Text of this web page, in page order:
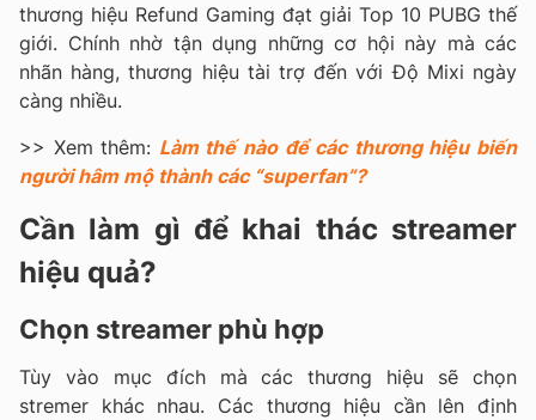
thương hiệu Refund Gaming đạt giải Top 10 PUBG thế
giới. Chính nhờ tận dụng những cơ hội này mà các
nhãn hàng, thương hiệu tài trợ đến với Độ Mixi ngày
càng nhiều.
>> Xem thêm: Làm thế nào để các thương hiệu biến
người hâm mộ thành các “superfan”?
Cần làm gì để khai thác streamer
hiệu quả?
Chọn streamer phù hợp
Tùy vào mục đích mà các thương hiệu sẽ chọn
stremer khác nhau. Các thương hiệu cần lên định